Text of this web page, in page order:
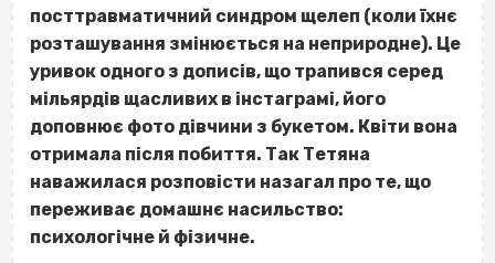
посттравматичний синдром щелеп (коли їхнє
розташування змінюється на неприродне). Це
уривок одного з дописів, що трапився серед
мільярдів щасливих в інстаграмі, його
доповнює фото дівчини з букетом. Квіти вона
отримала після побиття. Так Тетяна
наважилася розповісти назагал про те, що
переживає домашнє насильство:
психологічне й фізичне.